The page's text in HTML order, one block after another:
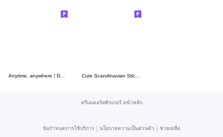
ครีเอเตอร์สติกเกอร์ หน้าหลัก
ข้อกำหนดการใช้บริการ | นโยบายความเป็นส่วนตัว | ช่วยเหลือ